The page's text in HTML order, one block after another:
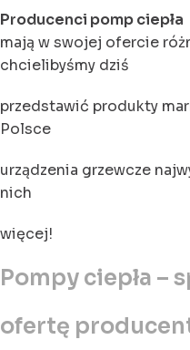
Producenci pomp ciepła
mają w swojej ofercie
chcielibyśmy dziś
przedstawić produkty
Polsce
urządzenia grzewcze
nich
więcej!
Pompy ciepła –
ofertę